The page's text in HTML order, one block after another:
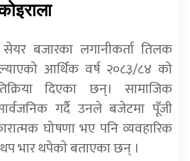
बजारका लगानीकर्ता तिलक
आर्थिक वर्ष २०८३/८४ को
दिएका छन्। सामाजिक
गर्दै उनले बजेटमा पूँजी
घोषणा भए पनि व्यवहारिक
थप भार थपेकाे बताएका छन् ।